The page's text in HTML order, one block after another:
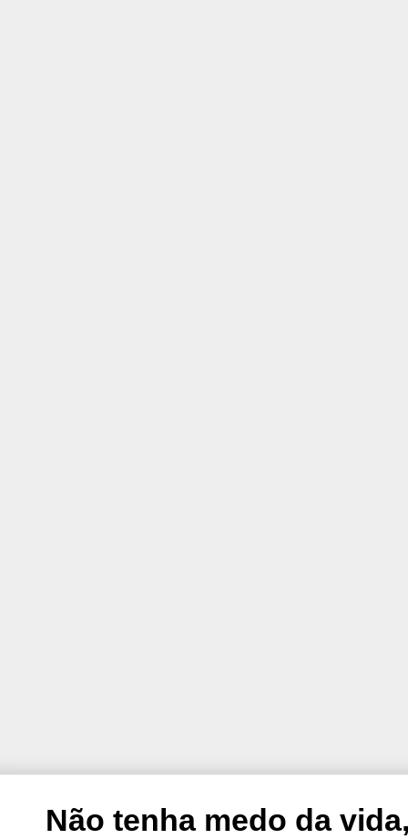
Não tenha medo da